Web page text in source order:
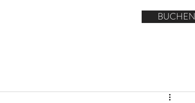
BUCHEN